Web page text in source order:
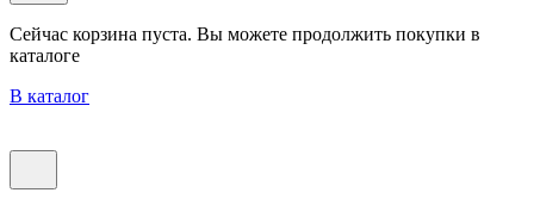
Сейчас корзина пуста. Вы можете продолжить покупки в
каталоге
В каталог